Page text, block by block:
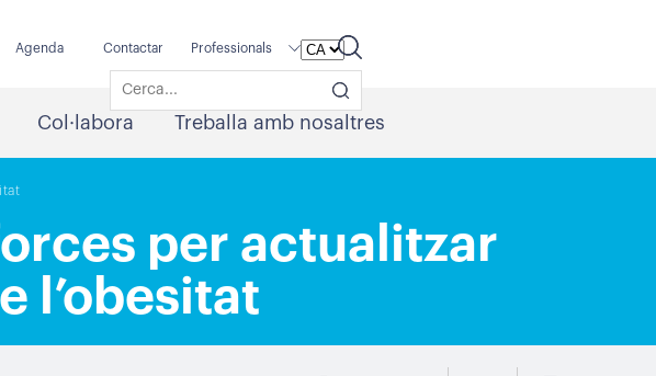
Agenda Contactar Professionals
Col·labora Treballa amb nosaltres
per actualitzar
l’obesitat